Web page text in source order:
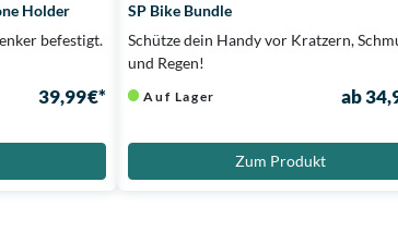
Holder
befestigt.
39,99 €*
SP Bike Bundle
Schütze dein Handy vor Kratzern,
und Regen!
Auf Lager ab
Zum Produkt